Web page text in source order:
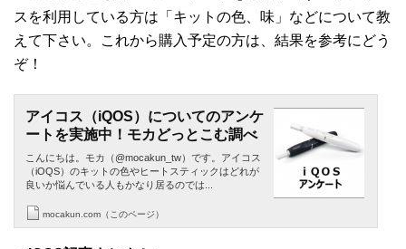
スを利用している方は「キットの色、味」などについて教
えて下さい。これから購入予定の方は、結果を参考にどう
ぞ！
アイコス（iQOS）についてのアンケ
ートを実施中！モカどっとこむ調べ
こんにちは。モカ（@mocakun_tw）です。アイコス
（iOQS）のキットの色やヒートスティックはどれが
良いか悩んでいる人もかなり居るのでは...
mocakun.com（このページ）